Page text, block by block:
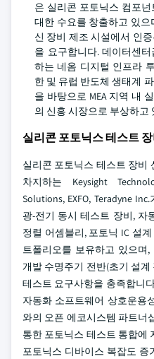
은 실리콘 포토닉스 컴포
대한 수요를 창출하고 있
신 장비 제조 시설에서 인
을 요구합니다. 데이터센
하는 네옴 디지털 인프라
한 및 유럽 반도체 생태계
을 바탕으로 MEA 지역 내
의 신흥 시장으로 부상하고
실리콘 포토닉스 테스트
실리콘 포토닉스 테스트 장비
차지하는 Keysight
Solutions, EXFO, Teradyne
광-전기 동시 테스트 장비, 자
정렬 어셈블리, 포토닉 IC 설
트폴리오를 보유하고 있으며
개발 수명주기 전반(초기 설
테스트 요구사항을 충족합니
자동화 소프트웨어 상호운용
와의 오픈 에코시스템 파트너
통한 포토닉스 테스트 통합에
포토닉스 디바이스 복잡도 증